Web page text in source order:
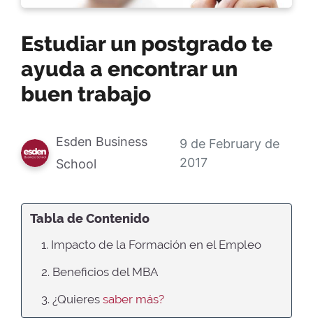
Estudiar un postgrado te
ayuda a encontrar un
buen trabajo
Esden Business
School
9 de February de
2017
Tabla de Contenido
1. Impacto de la Formación en el Empleo
2. Beneficios del MBA
3. ¿Quieres saber más?